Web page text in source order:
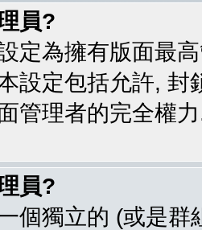
員?
定為擁有版面最
設定包括允許,
管理者的完全權
員?
個獨立的 (或是